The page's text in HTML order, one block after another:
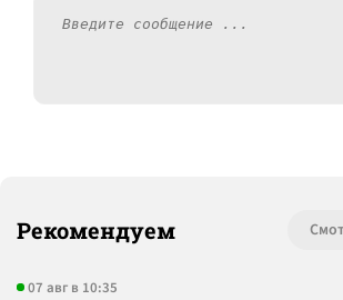
Рекомендуем
07 авг в 10:35